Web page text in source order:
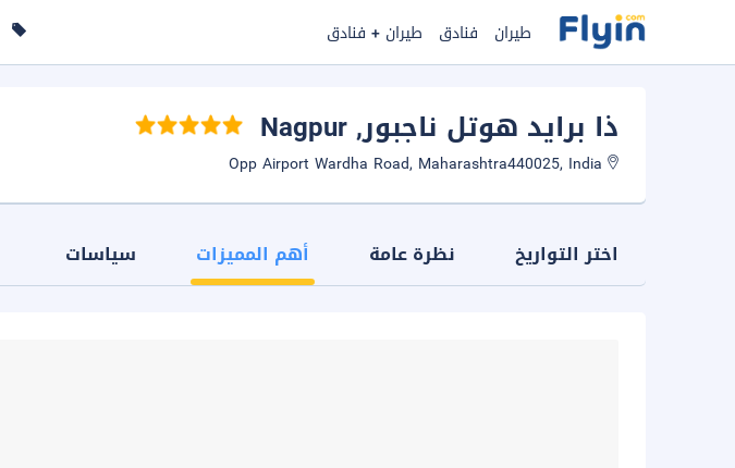
طيران فنادق طيران + فنادق
ذا برايد هوتل ناجبور, Nagpur
اختر التواريخ نظرة عامة أهم المميزات سياسات